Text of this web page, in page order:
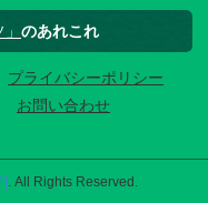
のあれこれ
プライバシーポリシー
お問い合わせ
. All Rights Reserved.